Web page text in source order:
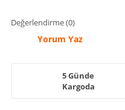
Değerlendirme (0)
Yorum Yaz
5 Günde
Kargoda